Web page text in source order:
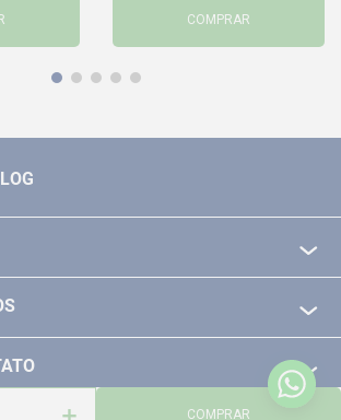
＋ COMPRAR
COMPRAR